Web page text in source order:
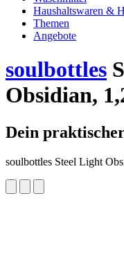
Haushaltswaren &
Themen
Angebote
soulbottles
Obsidian,
Dein
soulbottles Steel Light